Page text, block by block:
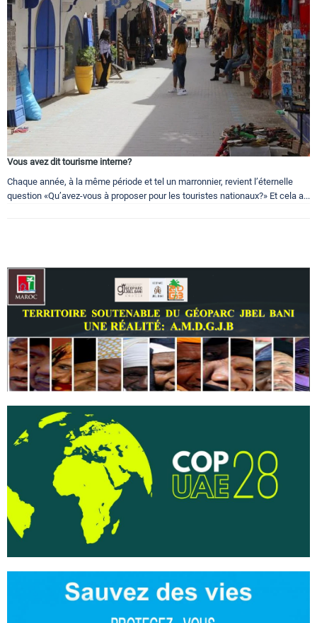
Vous avez dit tourisme interne?
Chaque année, à la même période et tel un marronnier, revient l’éternelle
question «Qu’avez-vous à proposer pour les touristes nationaux?» Et cela a...